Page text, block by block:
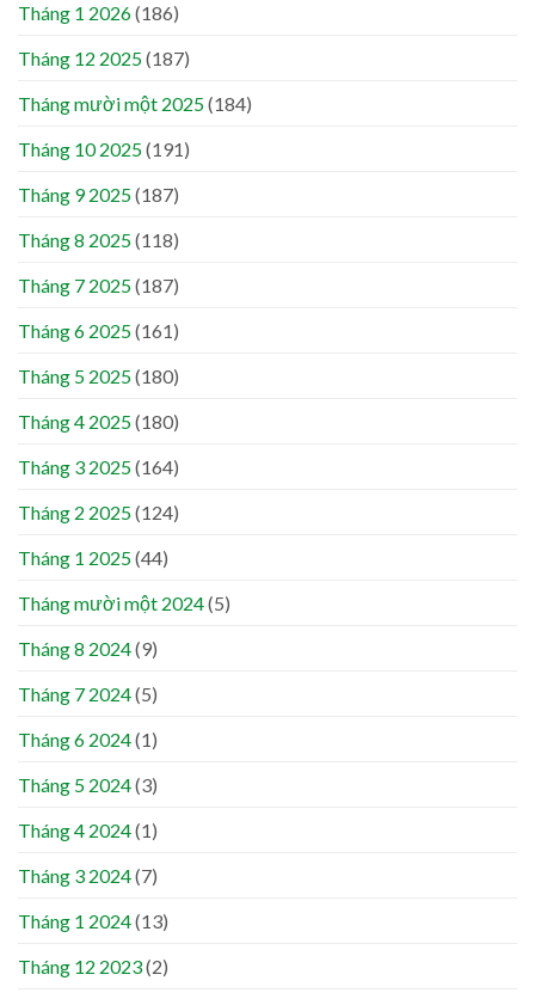
Tháng 1 2026(186)
Tháng 12 2025(187)
Tháng mười một 2025(184)
Tháng 10 2025(191)
Tháng 9 2025(187)
Tháng 8 2025(118)
Tháng 7 2025(187)
Tháng 6 2025(161)
Tháng 5 2025(180)
Tháng 4 2025(180)
Tháng 3 2025(164)
Tháng 2 2025(124)
Tháng 1 2025(44)
Tháng mười một 2024(5)
Tháng 8 2024(9)
Tháng 7 2024(5)
Tháng 6 2024(1)
Tháng 5 2024(3)
Tháng 4 2024(1)
Tháng 3 2024(7)
Tháng 1 2024(13)
Tháng 12 2023(2)